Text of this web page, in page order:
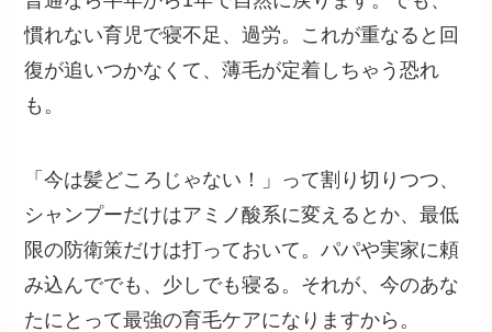
慣れない育児で寝不足、過労。これが重なると回
復が追いつかなくて、薄毛が定着しちゃう恐れ
も。
「今は髪どころじゃない！」って割り切りつつ、
シャンプーだけはアミノ酸系に変えるとか、最低
限の防衛策だけは打っておいて。パパや実家に頼
み込んででも、少しでも寝る。それが、今のあな
たにとって最強の育毛ケアになりますから。